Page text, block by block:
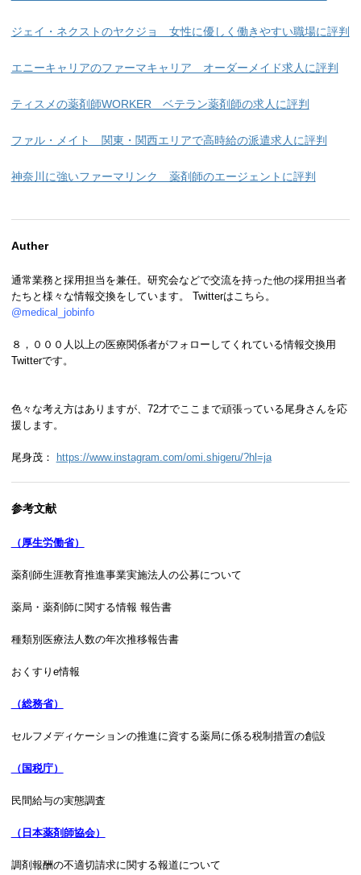
ジェイ・ネクストのヤクジョ 女性に優しく働きやすい職場に評判
エニーキャリアのファーマキャリア オーダーメイド求人に評判
ティスメの薬剤師WORKER ベテラン薬剤師の求人に評判
ファル・メイト 関東・関西エリアで高時給の派遣求人に評判
神奈川に強いファーマリンク 薬剤師のエージェントに評判
Auther
通常業務と採用担当を兼任。研究会などで交流を持った他の採用担当者
たちと様々な情報交換をしています。 Twitterはこちら。
@medical_jobinfo
８，０００人以上の医療関係者がフォローしてくれている情報交換用
Twitterです。
色々な考え方はありますが、72才でここまで頑張っている尾身さんを応
援します。
尾身茂： https://www.instagram.com/omi.shigeru/?hl=ja
参考文献
（厚生労働省）
薬剤師生涯教育推進事業実施法人の公募について
薬局・薬剤師に関する情報 報告書
種類別医療法人数の年次推移報告書
おくすりe情報
（総務省）
セルフメディケーションの推進に資する薬局に係る税制措置の創設
（国税庁）
民間給与の実態調査
（日本薬剤師協会）
調剤報酬の不適切請求に関する報道について